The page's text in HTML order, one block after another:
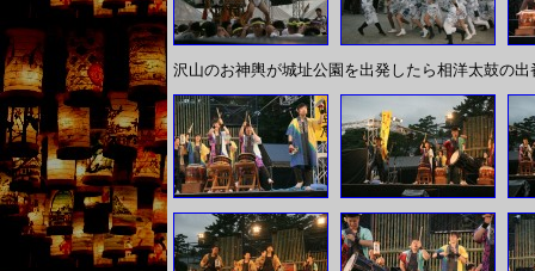
沢山のお神輿が城址公園を出発したら相洋太鼓の出